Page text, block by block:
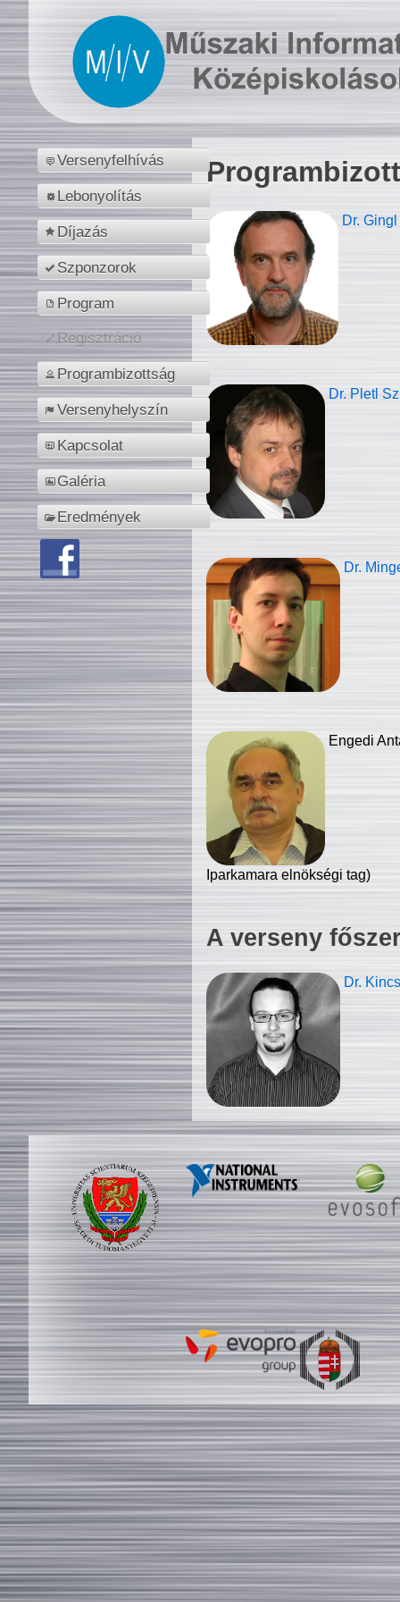
Versenyfelhívás
Lebonyolítás
Díjazás
Szponzorok
Program
Regisztráció
Programbizottság
Versenyhelyszín
Kapcsolat
Galéria
Eredmények
Dr.
Dr. Pletl
Dr.
Engedi
Iparkamara elnökségi tag)
A verseny
Dr.